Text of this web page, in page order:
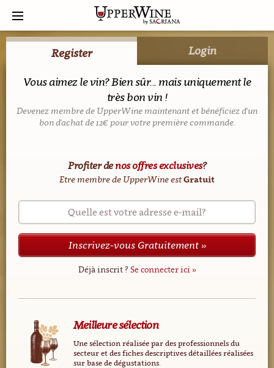
Register Login
Vous aimez le vin? Bien sûr... mais uniquement le
très bon vin !
Devenez membre de UpperWine maintenant et bénéficiez d'un
bon d'achat de 12€ pour votre première commande.
Profiter denos offres exclusives?
Etre membre de UpperWine estGratuit
Quelle est votre adresse e-mail?
Inscrivez-vous Gratuitement »
Déjà inscrit ?Se connecter ici »
Meilleure sélection
Une sélection réalisée par des professionnels du
secteur et des fiches descriptives détaillées réalisées
sur base de dégustations.